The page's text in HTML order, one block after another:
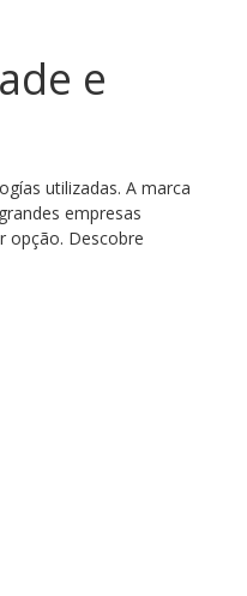
e
utilizadas. A marca
empresas
opção. Descobre